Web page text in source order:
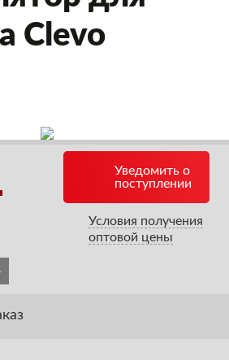
Clevo
Уведомить о
поступлении
Условия получения
оптовой цены